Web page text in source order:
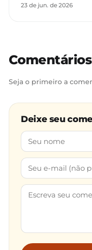
23 de jun. de 2026
Comentários
Seja o primeiro a
Deixe seu